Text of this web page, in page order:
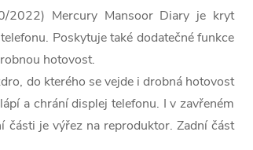
Mercury Mansoor Diary je kryt
Poskytuje také dodatečné funkce
hotovost.
do kterého se vejde i drobná hotovost
a chrání displej telefonu. I v zavřeném
části je výřez na reproduktor. Zadní část